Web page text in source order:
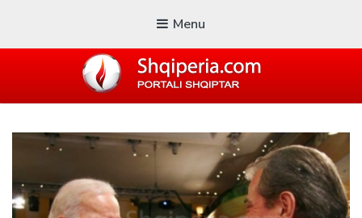
Menu
Blogu i ShqiperiaCom